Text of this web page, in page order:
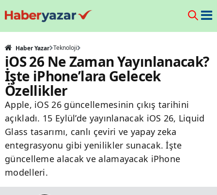
Haber Yazar Teknoloji
iOS 26 Ne Zaman Yayınlanacak?
İşte iPhone’lara Gelecek
Özellikler
Apple, iOS 26 güncellemesinin çıkış tarihini
açıkladı. 15 Eylül’de yayınlanacak iOS 26, Liquid
Glass tasarımı, canlı çeviri ve yapay zeka
entegrasyonu gibi yenilikler sunacak. İşte
güncelleme alacak ve alamayacak iPhone
modelleri.